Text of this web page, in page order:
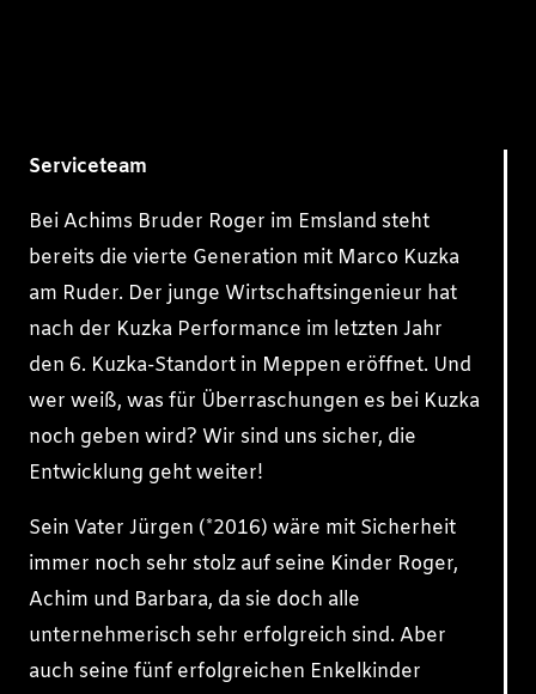
Serviceteam
Bei Achims Bruder Roger im Emsland steht
bereits die vierte Generation mit Marco Kuzka
am Ruder. Der junge Wirtschaftsingenieur hat
nach der Kuzka Performance im letzten Jahr
den 6. Kuzka-Standort in Meppen eröffnet. Und
wer weiß, was für Überraschungen es bei Kuzka
noch geben wird? Wir sind uns sicher, die
Entwicklung geht weiter!
Sein Vater Jürgen (*2016) wäre mit Sicherheit
immer noch sehr stolz auf seine Kinder Roger,
Achim und Barbara, da sie doch alle
unternehmerisch sehr erfolgreich sind. Aber
auch seine fünf erfolgreichen Enkelkinder